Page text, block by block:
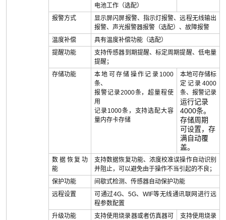
电池工作（选配）
报警方式
显示屏闪屏报警、指示灯报警、远程无线输出
报警、声光报警器报警（选配）、故障报警
温度补偿
具有温度补偿功能（选配）
提醒功能
支持传感器到期提醒、标定周期提醒、低电量
提醒；
存储功能
本地可存储操作记录1000
条、
报警记录2000条，超量程使
用
记录1000条，支持选配大容
量内存卡存储
本地可存储标
定记录4000
条、报警记录
运行记录
4000条。
存储周期
可设置，存
满自动覆
盖。
数据恢复功
能
支持数据恢复功能、浓度校准误操作自动识别
并阻止，可以避免由于操作不当引起的不良；
保护功能
间歇式检测、传感器自动保护功能
远程设置
可通过4G、5G、WIF等无线通讯联网进行远
程参数配置
升级功能
支持使用烧录器或者仿真器可
支持使用烧录